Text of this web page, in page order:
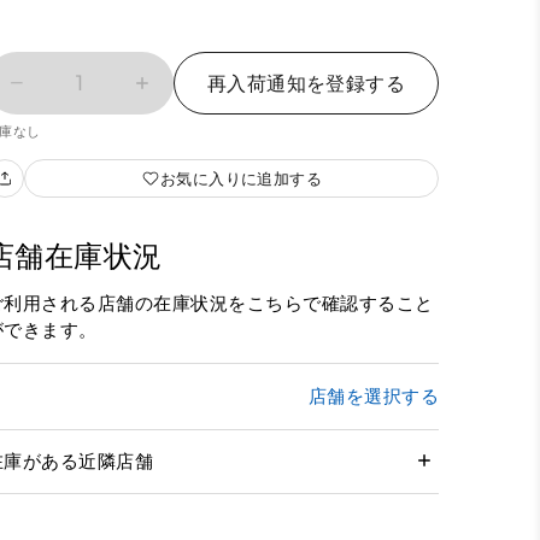
1 再入荷通知を登録する
なし
お気に入りに追加する
舗在庫状況
利用される店舗の在庫状況をこちらで確認すること
きます。
店舗を選択する
庫がある近隣店舗